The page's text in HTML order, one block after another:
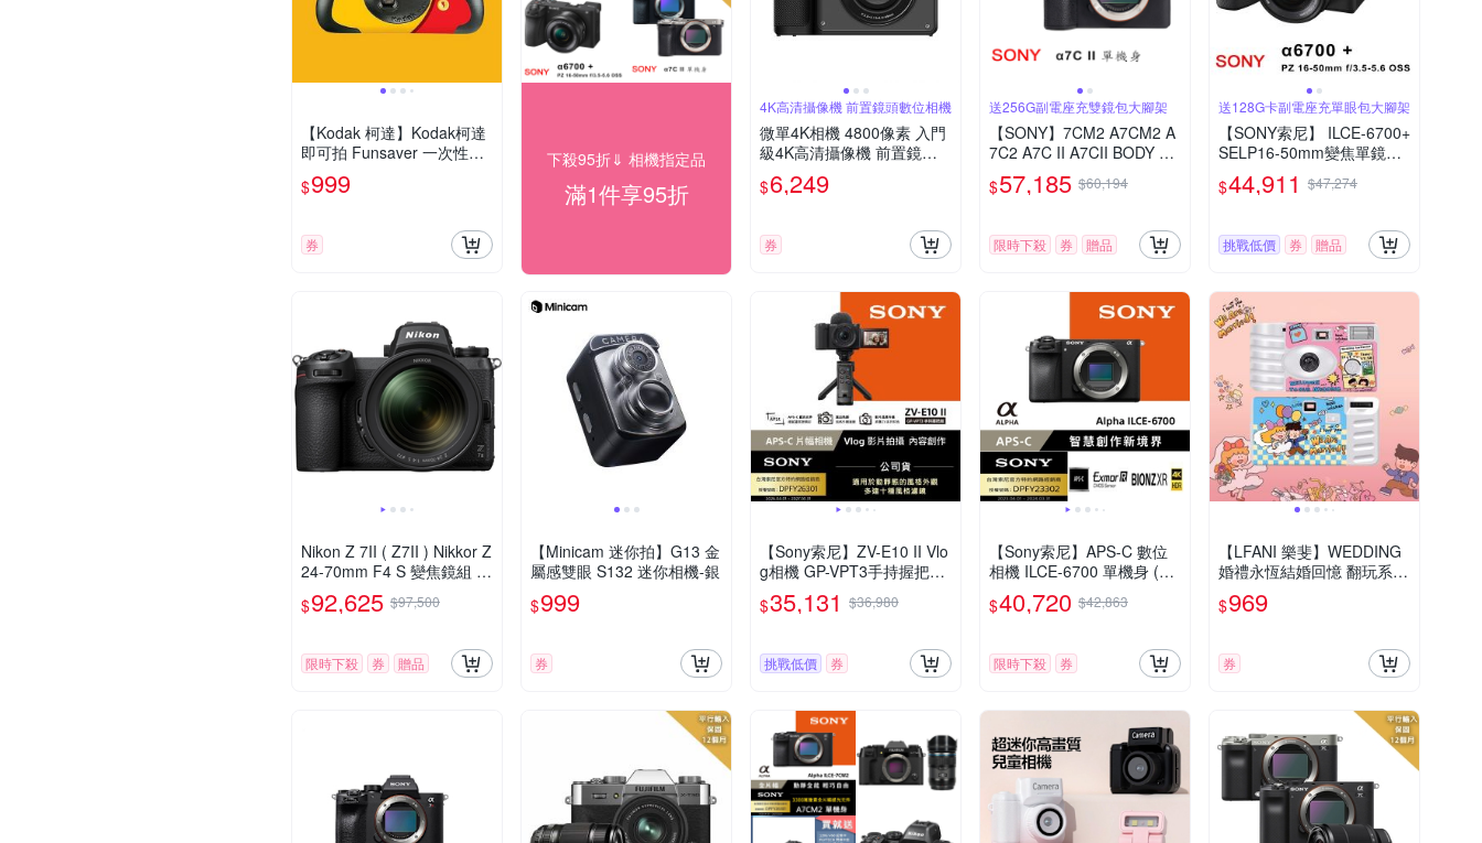
【Kodak 柯達】Kodak柯達
即可拍 Funsaver 一次性即
可拍 ISO800
$999
券
下殺95折⇓ 相機指定品
滿1件享95折
4K高清攝像機 前置鏡頭數位相機
微單4K相機 4800像素 入門
級4K高清攝像機 前置鏡頭
數位相機
$6,249
券
送256G副電座充雙鏡包大腳架
【SONY】7CM2 A7CM2 A
7C2 A7C II A7CII BODY 單
機身(*(中文平輸)
$57,185 $60,194
限時下殺 券 贈品
送128G卡副電座充單眼包大腳架
【SONY索尼】 ILCE-6700+
SELP16-50mm變焦單鏡組
(平行輸入)
$44,911 $47,274
挑戰低價 券 贈品
Nikon Z 7II ( Z7II ) Nikkor Z
24-70mm F4 S 變焦鏡組 公
司貨
$92,625 $97,500
限時下殺 券 贈品
【Minicam 迷你拍】G13 金
屬感雙眼 S132 迷你相機-銀
$999
券
【Sony索尼】ZV-E10 II Vlo
g相機 GP-VPT3手持握把組
(公司貨 保固18+6個月)
$35,131 $36,980
挑戰低價 券
【Sony索尼】APS-C 數位
相機 ILCE-6700 單機身 (公
司貨 保固18+6個月)
$40,720 $42,863
限時下殺 券
【LFANI 樂斐】WEDDING
婚禮永恆結婚回憶 翻玩系列
彩色27張一次性閃光即可拍
相機
$969
券